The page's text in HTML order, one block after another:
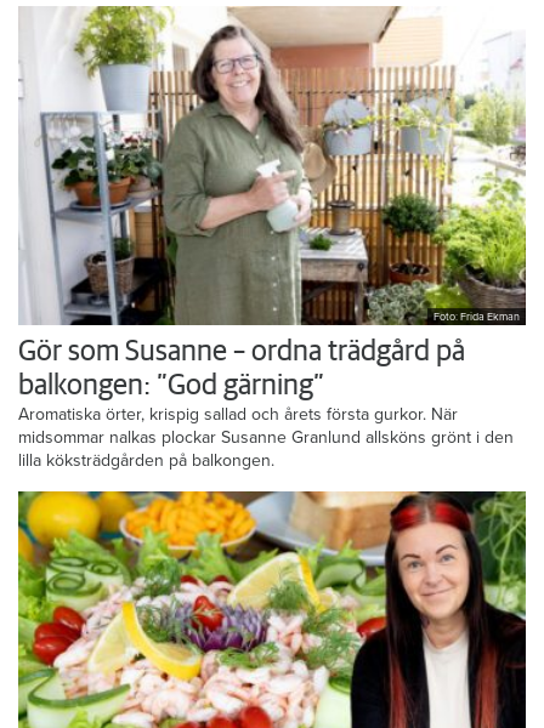
Foto: Frida Ekman
Gör som Susanne – ordna trädgård på
balkongen: ”God gärning”
Aromatiska örter, krispig sallad och årets första gurkor. När
midsommar nalkas plockar Susanne Granlund allsköns grönt i den
lilla köksträdgården på balkongen.